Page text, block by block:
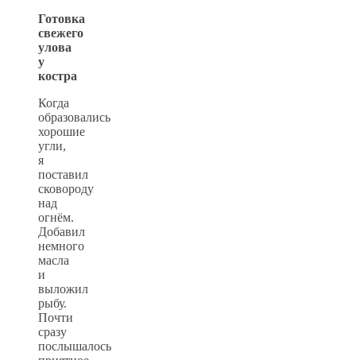
Готовка
свежего
улова
у
костра
Когда
образовались
хорошие
угли,
я
поставил
сковороду
над
огнём.
Добавил
немного
масла
и
выложил
рыбу.
Почти
сразу
послышалось